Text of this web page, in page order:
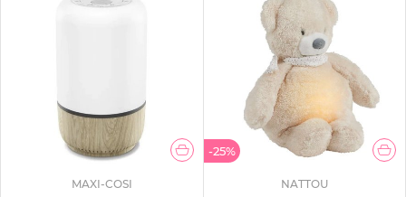
MAXI-COSI
-25%
NATTOU